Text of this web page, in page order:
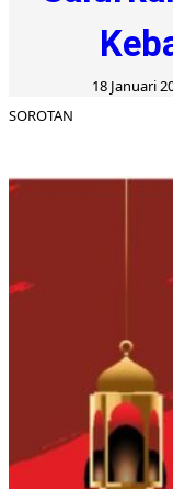
18 Januari
SOROTAN